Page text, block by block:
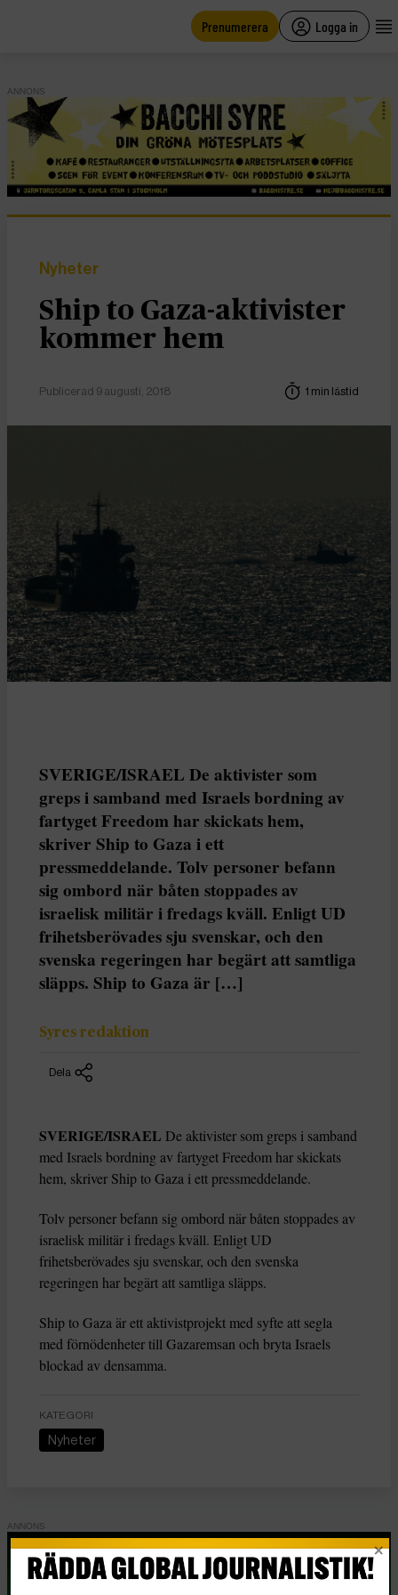
Prenumerera Logga in
ANNONS
Nyheter
Ship to Gaza-aktivister
kommer hem
Publicerad 9 augusti, 2018 1 min lästid
SVERIGE/ISRAEL De aktivister som
greps i samband med Israels bordning av
fartyget Freedom har skickats hem,
skriver Ship to Gaza i ett
pressmeddelande. Tolv personer befann
sig ombord när båten stoppades av
israelisk militär i fredags kväll. Enligt UD
frihetsberövades sju svenskar, och den
svenska regeringen har begärt att samtliga
släpps. Ship to Gaza är […]
Syres redaktion
Dela
SVERIGE/ISRAEL De aktivister som greps i samband
med Israels bordning av fartyget Freedom har skickats
hem, skriver Ship to Gaza i ett pressmeddelande.
Tolv personer befann sig ombord när båten stoppades av
israelisk militär i fredags kväll. Enligt UD
frihetsberövades sju svenskar, och den svenska
regeringen har begärt att samtliga släpps.
Ship to Gaza är ett aktivistprojekt med syfte att segla
med förnödenheter till Gazaremsan och bryta Israels
blockad av densamma.
KATEGORI
Nyheter
Essä